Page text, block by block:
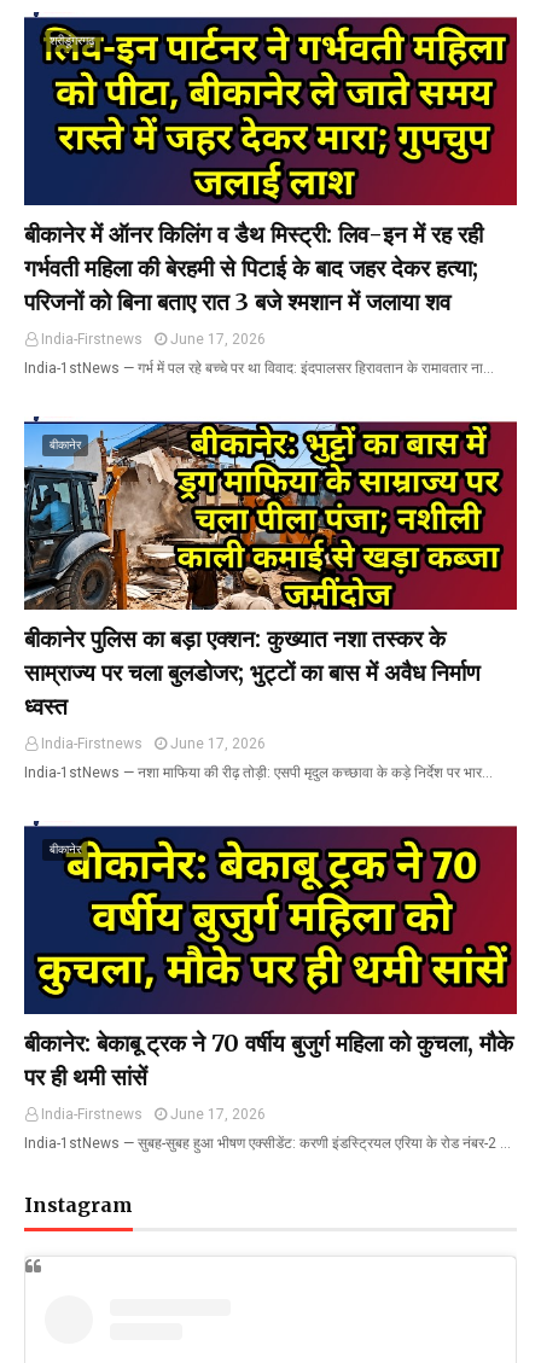
श्रीडूंगरगढ़
बीकानेर में ऑनर किलिंग व डैथ मिस्ट्री: लिव-इन में रह रही
गर्भवती महिला की बेरहमी से पिटाई के बाद जहर देकर हत्या;
परिजनों को बिना बताए रात 3 बजे श्मशान में जलाया शव
India-Firstnews
June 17, 2026
India-1stNews ​— गर्भ में पल रहे बच्चे पर था विवाद: इंदपालसर हिरावतान के रामावतार ना…
बीकानेर
बीकानेर पुलिस का बड़ा एक्शन: कुख्यात नशा तस्कर के
साम्राज्य पर चला बुलडोजर; भुट्टों का बास में अवैध निर्माण
ध्वस्त
India-Firstnews
June 17, 2026
India-1stNews ​— नशा माफिया की रीढ़ तोड़ी: एसपी मृदुल कच्छावा के कड़े निर्देश पर भार…
बीकानेर
बीकानेर: बेकाबू ट्रक ने 70 वर्षीय बुजुर्ग महिला को कुचला, मौके
पर ही थमी सांसें
India-Firstnews
June 17, 2026
India-1stNews ​— सुबह-सुबह हुआ भीषण एक्सीडेंट: करणी इंडस्ट्रियल एरिया के रोड नंबर-2 …
Instagram